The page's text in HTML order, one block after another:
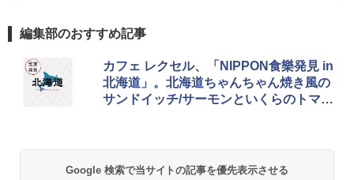
編集部のおすすめ記事
カフェ レクセル、「NIPPON食樂発見 in
北海道」。北海道ちゃんちゃん焼き風の
サンドイッチ/サーモンといくらのトマト
Google 検索で当サイトの記事を優先表示させる